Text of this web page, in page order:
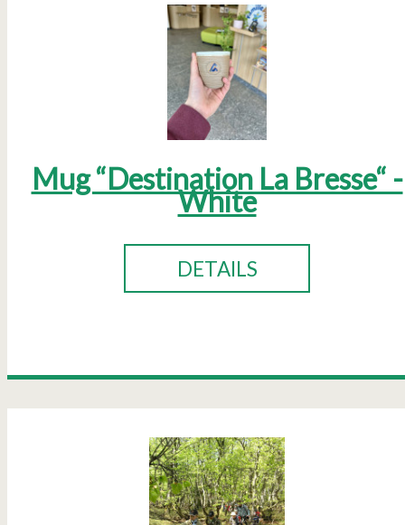
Mug “Destination La Bresse“ -
White
DETAILS